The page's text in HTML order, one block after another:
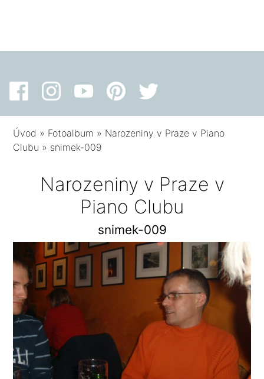
Úvod » Fotoalbum » Narozeniny v Praze v Piano
Clubu » snimek-009
Narozeniny v Praze v
Piano Clubu
snimek-009